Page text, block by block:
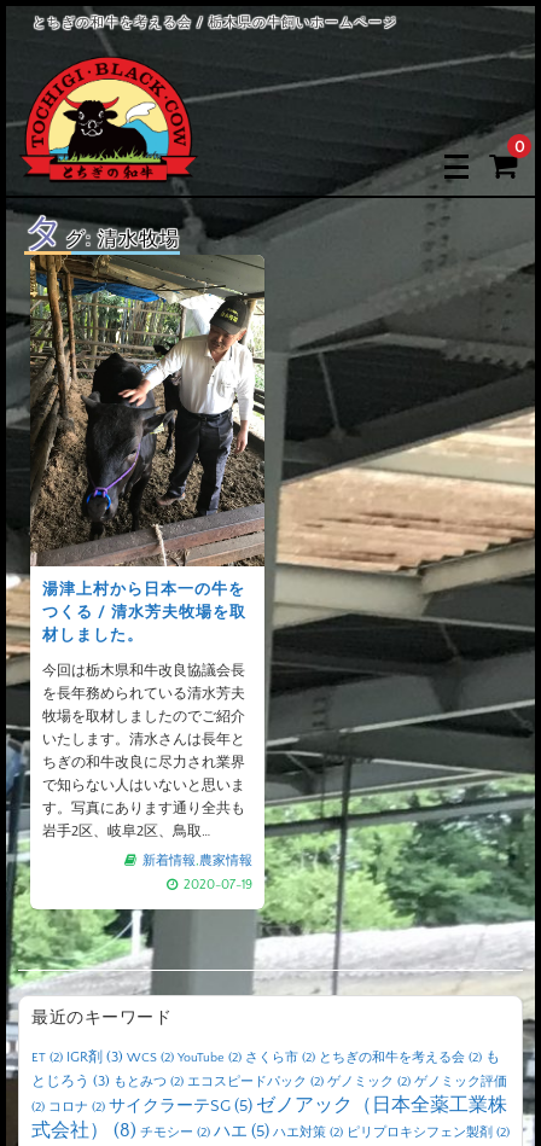
とちぎの和牛を考える会 / 栃木県の牛飼いホームページ
0
タグ:清水牧場
湯津上村から日本一の牛を
つくる / 清水芳夫牧場を取
材しました。
今回は栃木県和牛改良協議会長
を長年務められている清水芳夫
牧場を取材しましたのでご紹介
いたします。清水さんは長年と
ちぎの和牛改良に尽力され業界
で知らない人はいないと思いま
す。写真にあります通り全共も
岩手2区、岐阜2区、鳥取…
新着情報,農家情報
2020-07-19
最近のキーワード
ET (2) IGR剤 (3) WCS (2) YouTube (2) さくら市 (2) とちぎの和牛を考える会 (2) も
とじろう (3) もとみつ (2) エコスピードパック (2) ゲノミック (2) ゲノミック評価
(2) コロナ (2) サイクラーテSG(5) ゼノアック（日本全薬工業株
式会社）
(8) チモシー (2) ハエ (5) ハエ対策 (2) ピリプロキシフェン製剤 (2)